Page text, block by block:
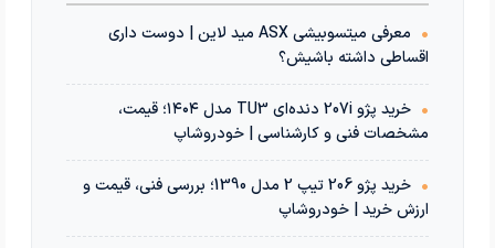
•
معرفی میتسوبیشی ASX مید لاین | دوست داری
اقساطی داشته باشیش؟
•
خرید پژو 207i دنده‌ای TU3 مدل ۱۴۰۴؛ قیمت،
مشخصات فنی و کارشناسی | خودروشاپ
•
خرید پژو 206 تیپ 2 مدل 1390؛ بررسی فنی، قیمت و
ارزش خرید | خودروشاپ